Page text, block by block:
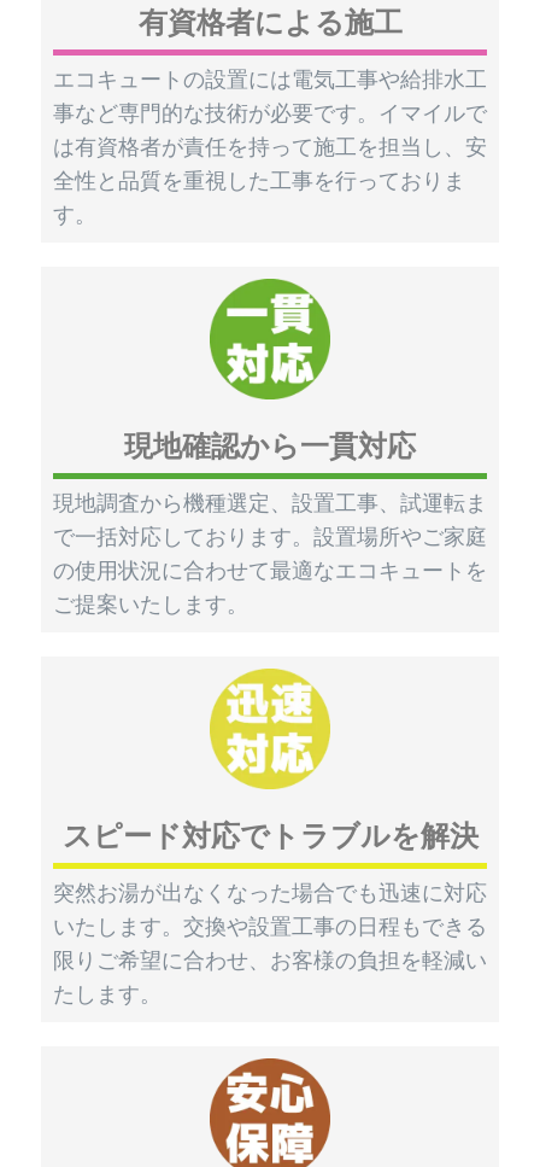
有資格者による施工
エコキュートの設置には電気工事や給排水工
事など専門的な技術が必要です。イマイルで
は有資格者が責任を持って施工を担当し、安
全性と品質を重視した工事を行っておりま
す。
現地確認から一貫対応
現地調査から機種選定、設置工事、試運転ま
で一括対応しております。設置場所やご家庭
の使用状況に合わせて最適なエコキュートを
ご提案いたします。
スピード対応でトラブルを解決
突然お湯が出なくなった場合でも迅速に対応
いたします。交換や設置工事の日程もできる
限りご希望に合わせ、お客様の負担を軽減い
たします。